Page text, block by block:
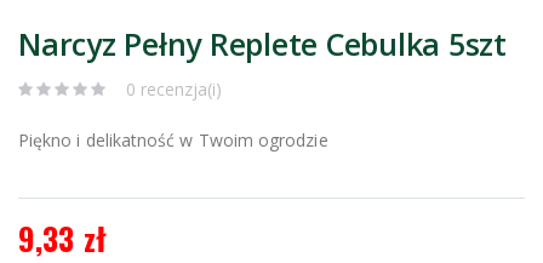
Narcyz Pełny Replete Cebulka 5szt
0 recenzja(i)
Piękno i delikatność w Twoim ogrodzie
9,33 zł